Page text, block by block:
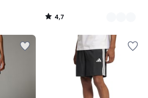
4,7
/